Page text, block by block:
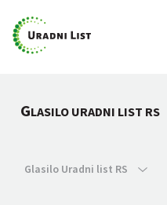
GLASILO URADNI LIST RS
Glasilo Uradni list RS